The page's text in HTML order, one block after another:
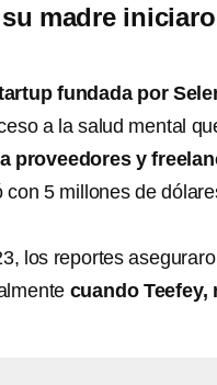
madre
fundada por
a la salud mental
proveedores y
con 5 millones de
los reportes
cuando Teefey,